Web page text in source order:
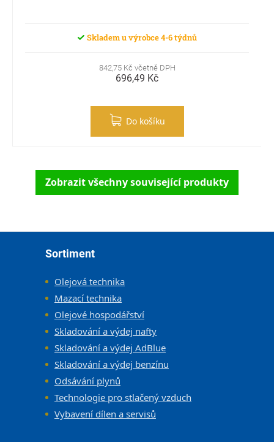
Skladem u výrobce 4-6 týdnů
842,75 Kč včetně DPH
696,49 Kč
Do košíku
Zobrazit všechny související produkty
Sortiment
Olejová technika
Mazací technika
Olejové hospodářství
Skladování a výdej nafty
Skladování a výdej AdBlue
Skladování a výdej benzínu
Odsávání plynů
Technologie pro stlačený vzduch
Vybavení dílen a servisů